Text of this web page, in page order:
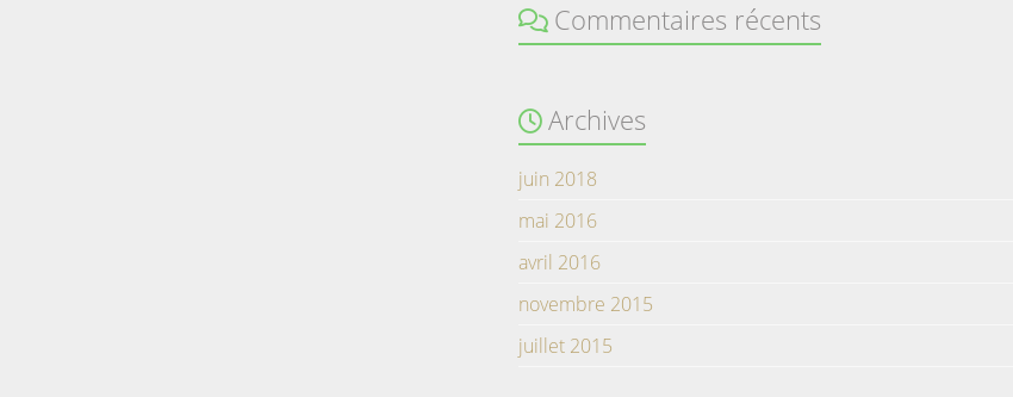
Commentaires récents
Archives
juin 2018
mai 2016
avril 2016
novembre 2015
juillet 2015